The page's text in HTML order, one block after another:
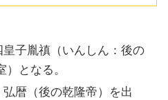
子胤禛（いんしん：後の
となる。
暦（後の乾隆帝）を出